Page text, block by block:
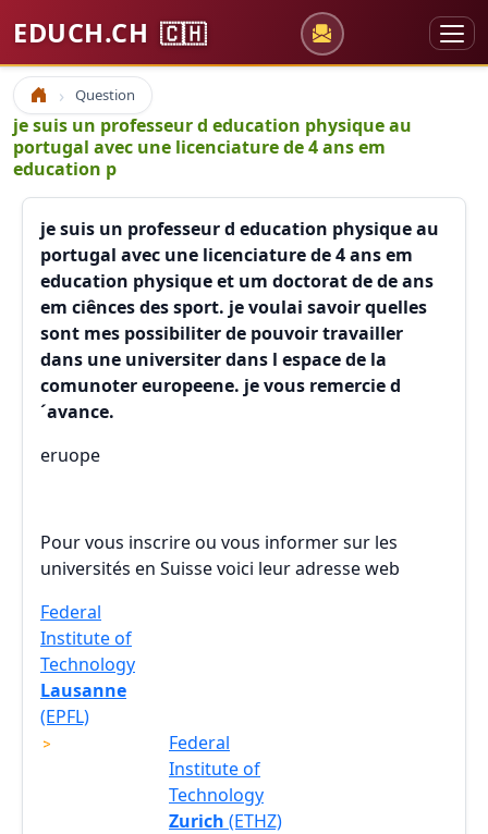
EDUCH.CH 🇨🇭
Accueil Question
je suis un professeur d education physique au
portugal avec une licenciature de 4 ans em
education p
je suis un professeur d education physique au
portugal avec une licenciature de 4 ans em
education physique et um doctorat de de ans
em ciênces des sport. je voulai savoir quelles
sont mes possibiliter de pouvoir travailler
dans une universiter dans l espace de la
comunoter europeene. je vous remercie d
´avance.
eruope
Pour vous inscrire ou vous informer sur les
universités en Suisse voici leur adresse web
Federal
Institute of
Technology
Lausanne
(EPFL)
Federal
Institute of
Technology
Zurich (ETHZ)